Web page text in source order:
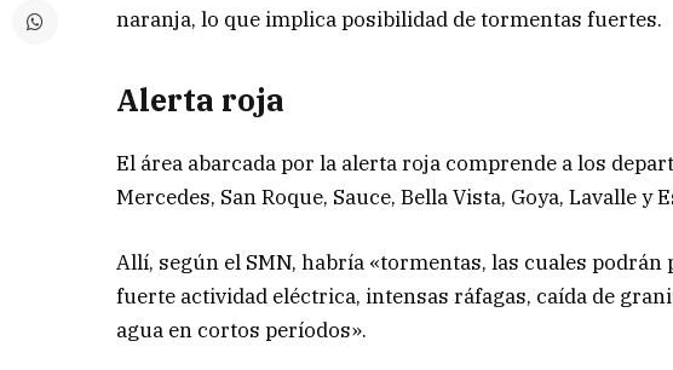
naranja, lo que implica posibilidad de tormentas fuertes.
Alerta roja
El área abarcada por la alerta roja comprende a los
Mercedes, San Roque, Sauce, Bella Vista, Goya, Lavalle y
Allí, según el SMN, habría «tormentas, las cuales
fuerte actividad eléctrica, intensas ráfagas, caída de
agua en cortos períodos».